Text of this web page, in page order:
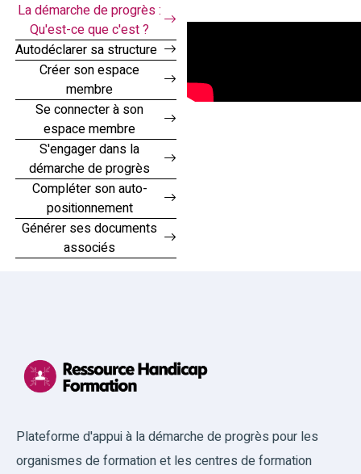
La démarche de progrès :
Qu'est-ce que c'est ?
Autodéclarer sa structure
Créer son espace
membre
Se connecter à son
espace membre
S'engager dans la
démarche de progrès
Compléter son auto-
positionnement
Générer ses documents
associés
Plateforme d'appui à la démarche de progrès pour les
organismes de formation et les centres de formation